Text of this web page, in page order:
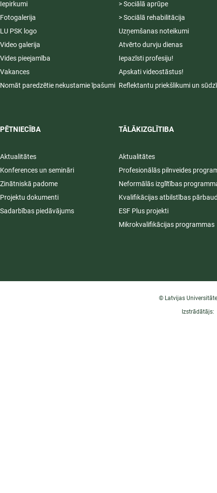
Iepirkumi
Fotogalerija
LU PSK logo
Video galerija
Vides pieejamība
Vakances
Nomāt paredzētie nekustamie īpašumi
PĒTNIECĪBA
Aktualitātes
Konferences un semināri
Zinātniskā padome
Projektu dokumenti
Sadarbības piedāvājums
> Sociālā aprūpe
> Sociālā rehabilitācija
Uzņemšanas noteikumi
Atvērto durvju dienas
Iepazīsti profesiju!
Apskati videostāstus!
Reflektantu priekšlikumi un
TĀLĀKIZGLĪTIBA
Aktualitātes
Profesionālās pilnveides
Neformālās izglītības
Kvalifikācijas atbilstības
ESF Plus projekti
Mikrokvalifikācijas programmas
© Latvijas
Izstrādātājs: